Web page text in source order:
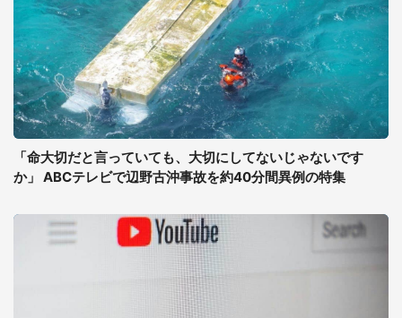
「命大切だと言っていても、大切にしてないじゃないです
か」 ABCテレビで辺野古沖事故を約40分間異例の特集